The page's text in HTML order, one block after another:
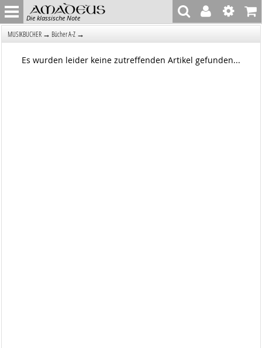
Die klassische Note
MUSIKBÜCHER → Bücher A-Z →
Es wurden leider keine zutreffenden Artikel gefunden...